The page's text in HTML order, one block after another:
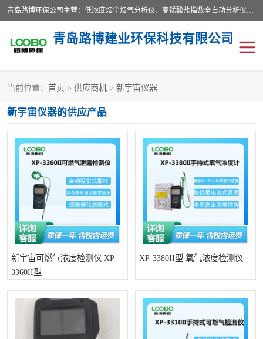
青岛路博环保公司主营：低浓度烟尘烟气分析仪、高锰酸盐指数全自动分析仪、便携式超声波明渠流量计、便携式水质采样器、恒温恒湿称重系统、手持式油烟检测仪等;是一家集环保科研、设计、生产、维护、销售和系统集成为一体的综合性高科技企业。路博人秉承"科学技术是第一生产力的重要理念，倡导环境友好型的生产、生活和消费方式。
青岛路博建业环保科技有限公司
当前位置： 首页 > 供应商机 > 新宇宙仪器
新宇宙仪器的供应产品
新宇宙可燃气浓度检测仪 XP-
3360II型
XP-3380II型 氧气浓度检测仪
水质检测仪 手持式油烟检测仪
恒温恒湿称重系统 二恶英采集器
实验室仪器 LB-8110降水降尘采样器
便携式水质采样器
便携式超声波明渠流量计 大气环境采样器
LB-4200高锰酸盐指数仪
烟尘烟气设备 大气采样器
水质采样器